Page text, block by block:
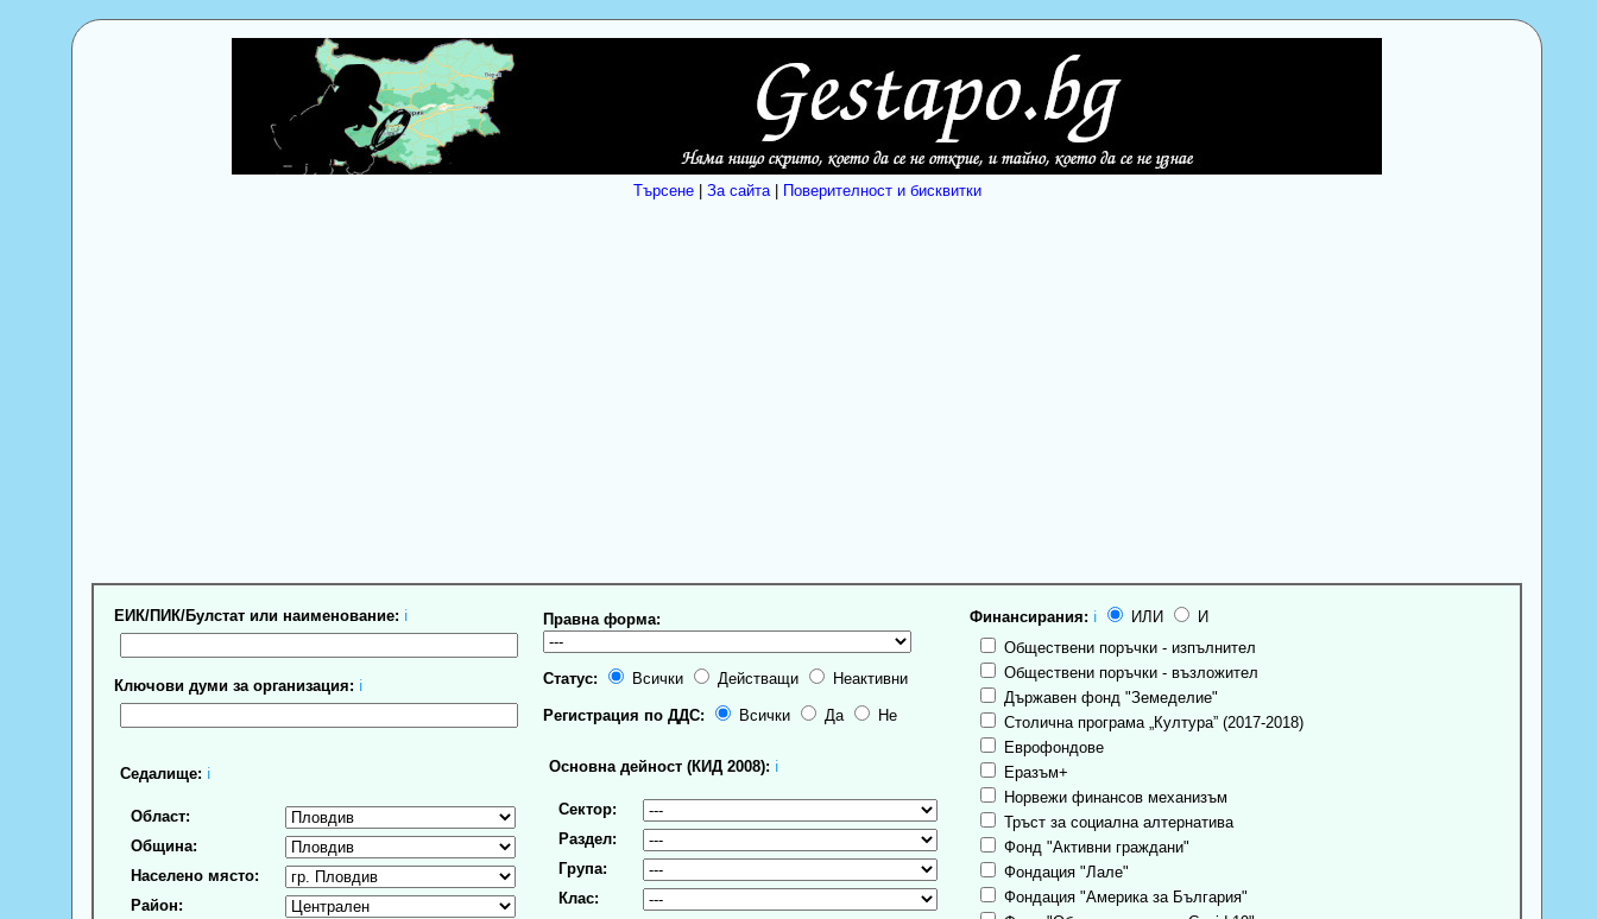
Търсене| За сайта| Поверителност и бисквитки
ЕИК/ПИК/Булстат или наименование: ℹ
Ключови думи за организация: ℹ
Седалище: ℹ
Област:
Община:
Населено място:
Район:
Правна форма:
Статус: Всички Действащи Неактивни
Регистрация по ДДС: Всички Да Не
Основна дейност (КИД 2008): ℹ
Сектор:
Раздел:
Група:
Клас:
Финансирания: ℹ ИЛИ
И
Обществени поръчки - изпълнител
Обществени поръчки - възложител
Държавен фонд "Земеделие"
Столична програма „Култура” (2017-2018)
Еврофондове
Еразъм+
Норвежи финансов механизъм
Тръст за социална алтернатива
Фонд "Активни граждани"
Фондация "Лале"
Фондация "Америка за България"